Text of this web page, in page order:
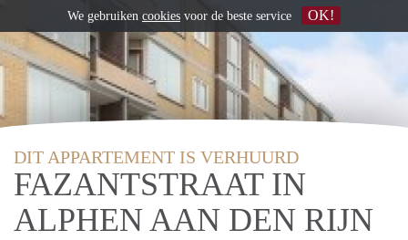
DIT APPARTEMENT IS VERHUURD
FAZANTSTRAAT IN
ALPHEN AAN DEN RIJN
We gebruiken cookies voor de beste service OK!